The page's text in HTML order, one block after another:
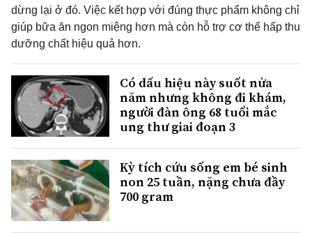
dừng lại ở đó. Việc kết hợp với đúng thực phẩm không chỉ
giúp bữa ăn ngon miệng hơn mà còn hỗ trợ cơ thể hấp thu
dưỡng chất hiệu quả hơn.
Có dấu hiệu này suốt nửa
năm nhưng không đi khám,
người đàn ông 68 tuổi mắc
ung thư giai đoạn 3
Kỳ tích cứu sống em bé sinh
non 25 tuần, nặng chưa đầy
700 gram